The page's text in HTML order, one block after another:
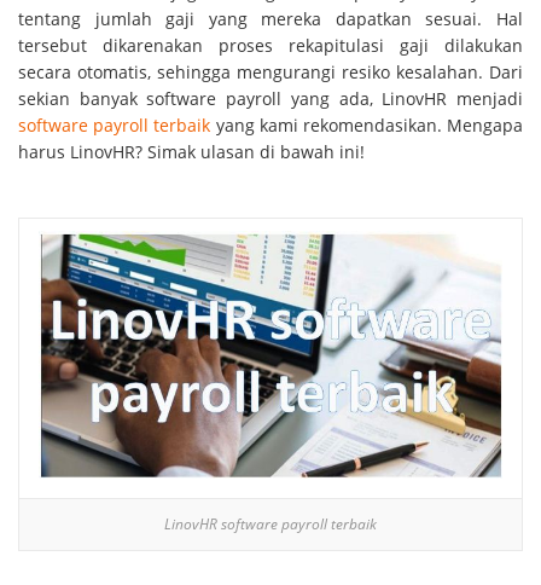
tentang jumlah gaji yang mereka dapatkan sesuai. Hal
tersebut dikarenakan proses rekapitulasi gaji dilakukan
secara otomatis, sehingga mengurangi resiko kesalahan. Dari
sekian banyak software payroll yang ada, LinovHR menjadi
software payroll terbaik yang kami rekomendasikan. Mengapa
harus LinovHR? Simak ulasan di bawah ini!
LinovHR software payroll terbaik